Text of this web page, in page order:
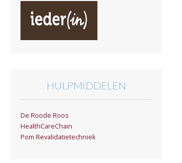
HULPMIDDELEN
De Roode Roos
HealthCareChain
Pom Revalidatietechniek